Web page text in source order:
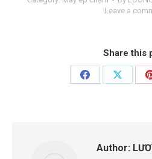
Leave a
Share this
Author: